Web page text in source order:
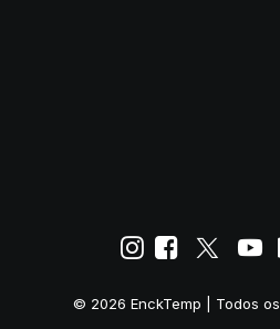
© 2026 EnckTemp | Todos